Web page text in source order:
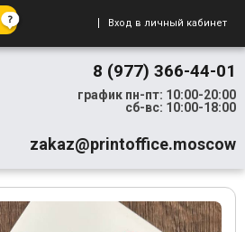
Вход в личный кабинет
8 (977) 366-44-01
график пн-пт: 10:00-20:00
сб-вс: 10:00-18:00
zakaz@printoffice.moscow